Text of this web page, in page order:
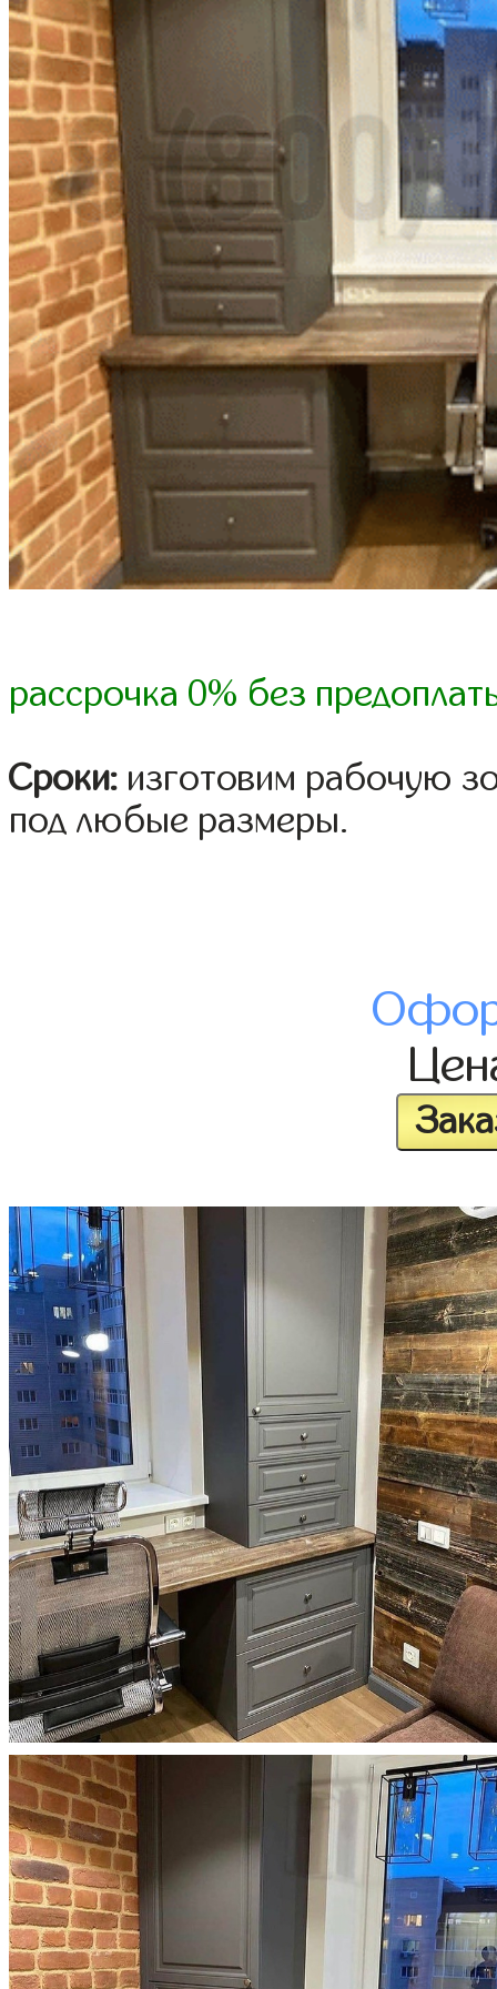
рассрочка 0% без
Сроки: изготовим рабочую
под любые размеры.